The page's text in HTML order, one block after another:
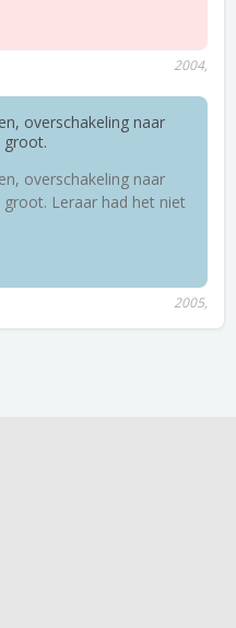
2004,
overschakeling naar
groot.
overschakeling naar
Leraar had het niet
2005,